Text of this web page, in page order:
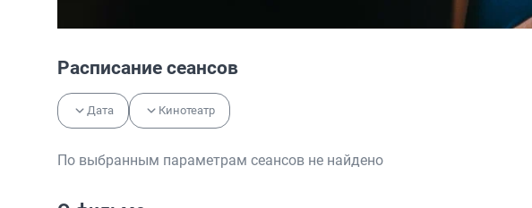
Расписание сеансов
Дата Кинотеатр
По выбранным параметрам сеансов не найдено